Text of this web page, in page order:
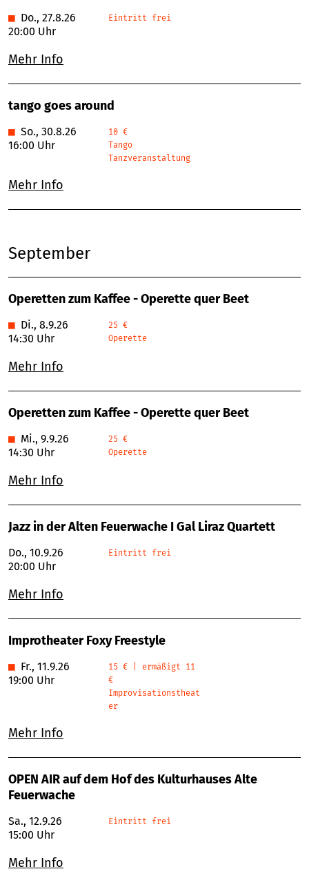
■ Do., 27.8.26
20:00 Uhr
Eintritt frei
Mehr Info
tango goes around
■ So., 30.8.26
16:00 Uhr
10 €
Tango
Tanzveranstaltung
Mehr Info
September
Operetten zum Kaffee - Operette quer Beet
■ Di., 8.9.26
14:30 Uhr
25 €
Operette
Mehr Info
Operetten zum Kaffee - Operette quer Beet
■ Mi., 9.9.26
14:30 Uhr
25 €
Operette
Mehr Info
Jazz in der Alten Feuerwache I Gal Liraz Quartett
Do., 10.9.26
20:00 Uhr
Eintritt frei
Mehr Info
Improtheater Foxy Freestyle
■ Fr., 11.9.26
19:00 Uhr
15 € | ermäßigt 11
€
Improvisationstheat
er
Mehr Info
OPEN AIR auf dem Hof des Kulturhauses Alte
Feuerwache
Sa., 12.9.26
15:00 Uhr
Eintritt frei
Mehr Info